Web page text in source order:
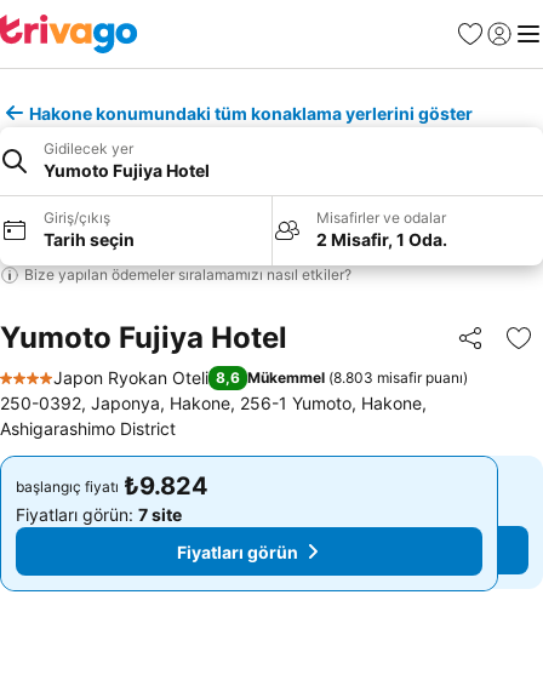
Favoriler
Giriş
Hakone konumundaki tüm konaklama yerlerini göster
Gidilecek yer
Yumoto Fujiya Hotel
Giriş/çıkış
Tarih seçin
Misafirler ve odalar
2 Misafir, 1 Oda.
Bize yapılan ödemeler sıralamamızı nasıl etkiler?
Yumoto Fujiya Hotel Paylaş
4 Yıldız
Japon Ryokan Oteli 8,6 Mükemmel (8.803 misafir puanı)
250-0392, Japonya, Hakone, 256-1 Yumoto, Hakone,
Ashigarashimo District
başlangıç fiyatı ₺9.824
Fiyatları görün: 7 site
Fiyatları görün
başlangıç fiyatı ₺9.824
Fiyatları görün: 7 site
Fiyatları görün